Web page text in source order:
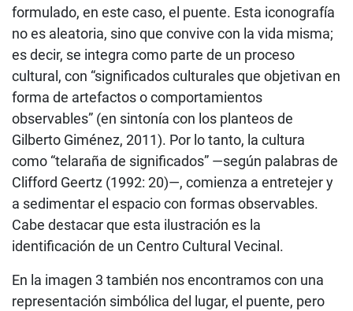
formulado, en este caso, el puente. Esta iconografía
no es aleatoria, sino que convive con la vida misma;
es decir, se integra como parte de un proceso
cultural, con “significados culturales que objetivan en
forma de artefactos o comportamientos
observables” (en sintonía con los planteos de
Gilberto Giménez, 2011). Por lo tanto, la cultura
como “telaraña de significados” —según palabras de
Clifford Geertz (1992: 20)—, comienza a entretejer y
a sedimentar el espacio con formas observables.
Cabe destacar que esta ilustración es la
identificación de un Centro Cultural Vecinal.
En la imagen 3 también nos encontramos con una
representación simbólica del lugar, el puente, pero